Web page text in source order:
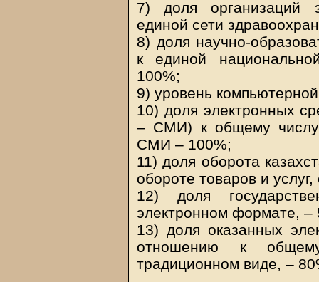
7) доля организаций
единой сети
8) доля научно-
к единой
100%;
9) уровень
10) доля электронных
– СМИ) к общему числу
СМИ – 100%;
11) доля оборота
обороте товаров и
12) доля
электронном формате, –
13) доля оказанных
отношению к
традиционном виде, –